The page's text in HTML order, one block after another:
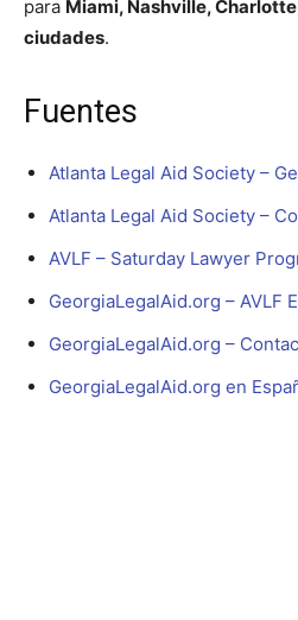
para Miami, Nashville,
ciudades.
Fuentes
Atlanta Legal Aid Society –
Atlanta Legal Aid Society –
AVLF – Saturday Lawyer
GeorgiaLegalAid.org – AVLF
GeorgiaLegalAid.org –
GeorgiaLegalAid.org en